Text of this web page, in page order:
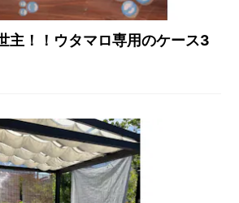
主！！ウタマロ専用のケース3